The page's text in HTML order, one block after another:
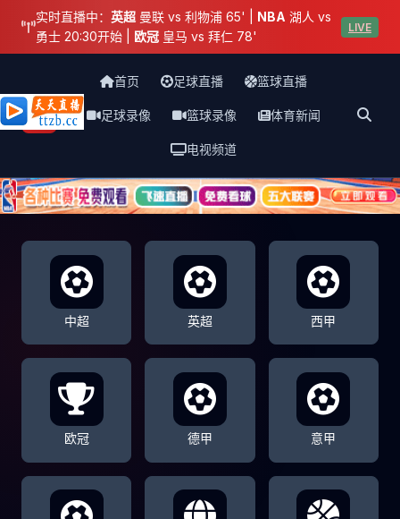
实时直播中： 英超 曼联 vs 利物浦 65' | NBA 湖人 vs
勇士 20:30开始 | 欧冠 皇马 vs 拜仁 78'
LIVE
天天直播网
首页 足球直播 篮球直播
足球录像 篮球录像 体育新闻
电视频道
中超 英超 西甲
欧冠 德甲 意甲